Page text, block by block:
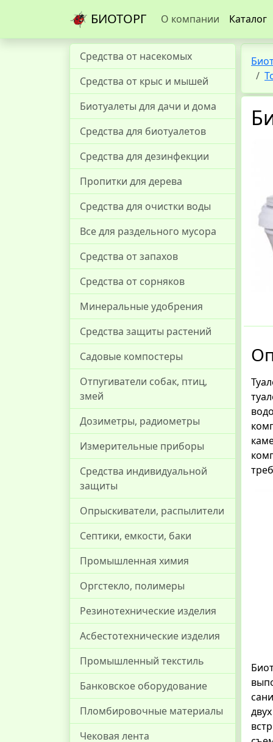
БИОТОРГ О компании Каталог
Средства от насекомых
Средства от крыс и мышей
Биотуалеты для дачи и дома
Средства для биотуалетов
Средства для дезинфекции
Пропитки для дерева
Средства для очистки воды
Все для раздельного мусора
Средства от запахов
Средства от сорняков
Минеральные удобрения
Средства защиты растений
Садовые компостеры
Отпугиватели собак, птиц,
змей
Дозиметры, радиометры
Измерительные приборы
Средства индивидуальной
защиты
Опрыскиватели, распылители
Септики, емкости, баки
Промышленная химия
Оргстекло, полимеры
Резинотехнические изделия
Асбестотехнические изделия
Промышленный текстиль
Банковское оборудование
Пломбировочные материалы
Чековая лента